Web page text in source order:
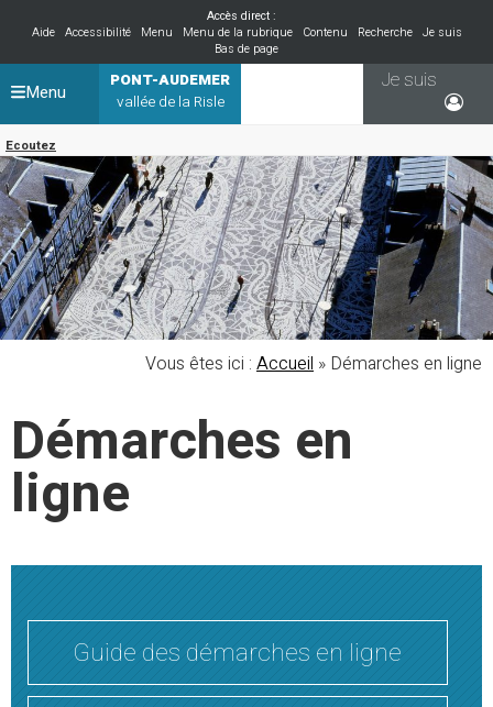
Accès direct :
Aide
Accessibilité Menu Menu de la rubrique Contenu Recherche
Je suis
Bas de page
PONT-AUDEMER
vallée de la Risle
Ecoutez
Je suis
Menu
Vous êtes ici : Accueil » Démarches en ligne
Démarches en
ligne
Guide des démarches en ligne